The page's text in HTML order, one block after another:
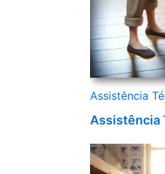
Assistência
Assistência